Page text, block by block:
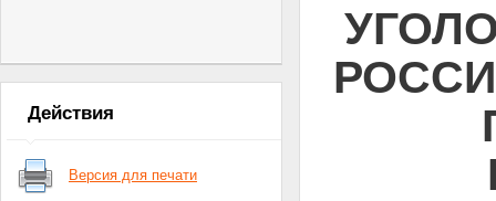
Действия
Версия для печати